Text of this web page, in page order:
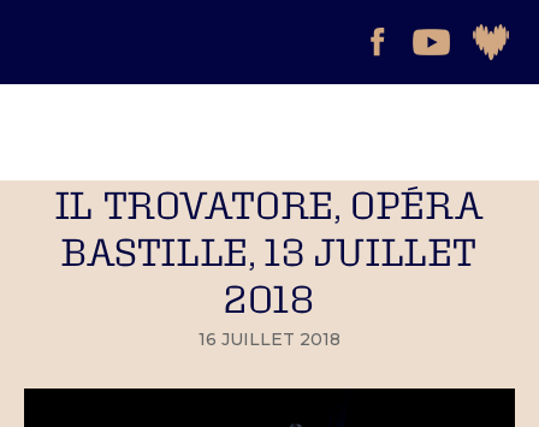
IL TROVATORE, OPÉRA
BASTILLE, 13 JUILLET
2018
16 JUILLET 2018